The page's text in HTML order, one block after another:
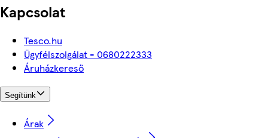
Kapcsolat
Tesco.hu
Ügyfélszolgálat - 0680222333
Áruházkereső
Segítünk
Árak